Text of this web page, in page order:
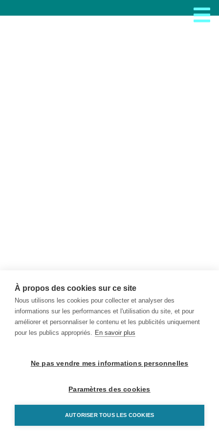
À propos des cookies sur ce site
Nous utilisons les cookies pour collecter et analyser des
informations sur les performances et l'utilisation du site, et pour
améliorer et personnaliser le contenu et les publicités uniquement
pour les publics appropriés. En savoir plus
Ne pas vendre mes informations personnelles
Paramètres des cookies
AUTORISER TOUS LES COOKIES